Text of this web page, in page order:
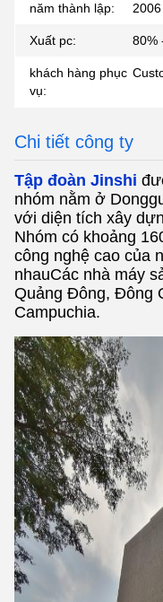
năm thành lập: 2006
Xuất pc: 80%
khách hàng phục
vụ:
Chi tiết công ty
Tập đoàn Jinshi
nhóm nằm ở
với diện tích xây
Nhóm có khoảng
công nghệ cao của
nhauCác nhà máy
Quảng Đông, Đông
Campuchia.